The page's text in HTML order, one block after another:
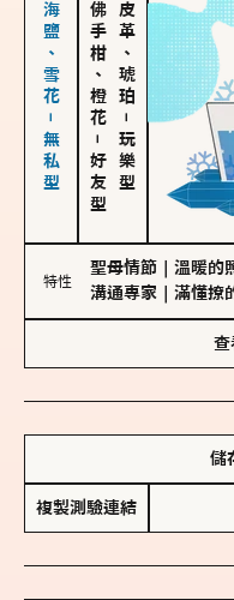
海鹽、雪花－無私型 佛手柑、橙花
－
好友型
皮革、琥珀
－
玩樂型
特性
聖母情節 溫暖的
溝通專家
滿懂撩
查
儲
複製測驗連結